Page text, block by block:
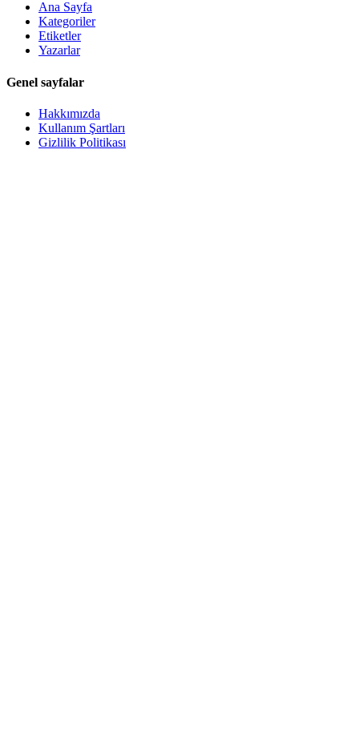
Ana Sayfa
Kategoriler
Etiketler
Yazarlar
Genel sayfalar
Hakkımızda
Kullanım Şartları
Gizlilik Politikası